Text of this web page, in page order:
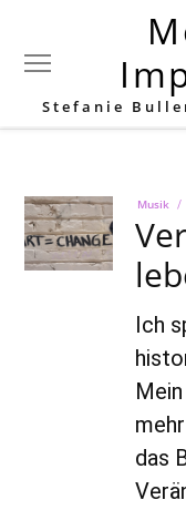
Stefanie
Musik
Ich
das